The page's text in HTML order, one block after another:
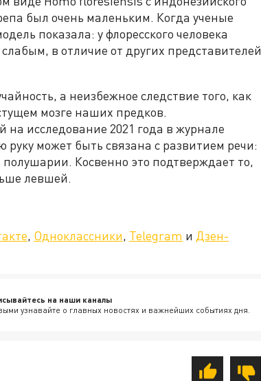
был очень маленьким. Когда ученые
показала: у флоресского человека
в отличие от других представителей
а неизбежное следствие того, как
мозге наших предков.
исследование 2021 года в журнале
может быть связана с развитием речи:
Косвенно это подтверждает то,
левшей.
, Одноклассники, Telegram и Дзен-
на наши каналы
узнавайте о главных новостях и важнейших событиях дня.